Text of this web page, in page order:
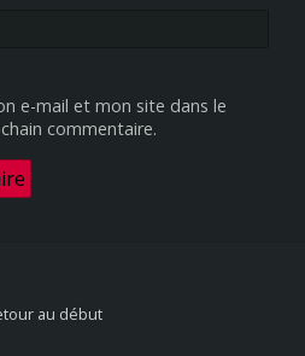
e-mail et mon site dans le
commentaire.
au début